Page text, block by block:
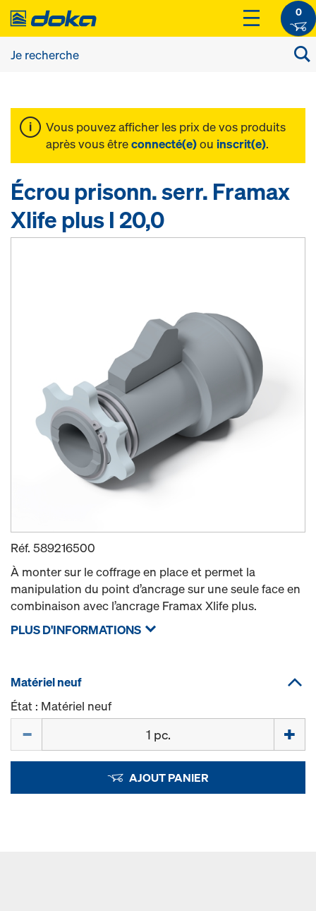
0
Vous pouvez afficher les prix de vos produits
après vous êtreconnecté(e)ou inscrit(e).
Écrou prisonn. serr. Framax
Xlife plus I 20,0
Réf. 589216500
À monter sur le coffrage en place et permet la
manipulation du point d’ancrage sur une seule face en
combinaison avec l’ancrage Framax Xlife plus.
PLUS D'INFORMATIONS
Matériel neuf
État : Matériel neuf
AJOUT PANIER